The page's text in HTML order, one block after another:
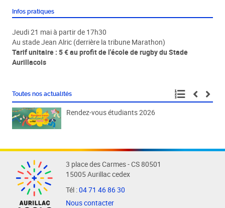
Infos pratiques
Jeudi 21 mai à partir de 17h30
Au stade Jean Alric (derrière la tribune Marathon)
Tarif unitaire : 5 € au profit de l'école de rugby du Stade
Aurillacois
Toutes nos actualités
Rendez-vous étudiants 2026
3 place des Carmes - CS 80501
15005 Aurillac cedex
Tél :04 71 46 86 30
Nous contacter